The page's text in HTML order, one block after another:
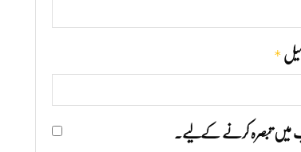
*
میں تبصرہ کرنے کےلیے۔